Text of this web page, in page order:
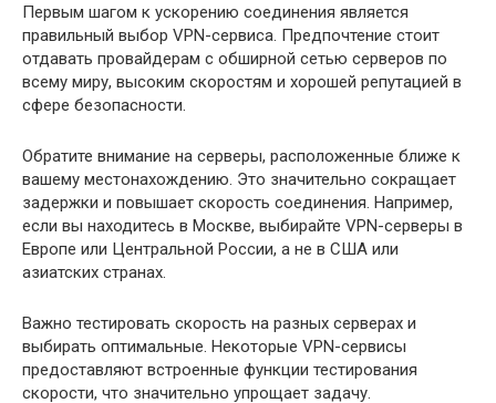
Первым шагом к ускорению соединения является
правильный выбор VPN-сервиса. Предпочтение стоит
отдавать провайдерам с обширной сетью серверов по
всему миру, высоким скоростям и хорошей репутацией в
сфере безопасности.
Обратите внимание на серверы, расположенные ближе к
вашему местонахождению. Это значительно сокращает
задержки и повышает скорость соединения. Например,
если вы находитесь в Москве, выбирайте VPN-серверы в
Европе или Центральной России, а не в США или
азиатских странах.
Важно тестировать скорость на разных серверах и
выбирать оптимальные. Некоторые VPN-сервисы
предоставляют встроенные функции тестирования
скорости, что значительно упрощает задачу.